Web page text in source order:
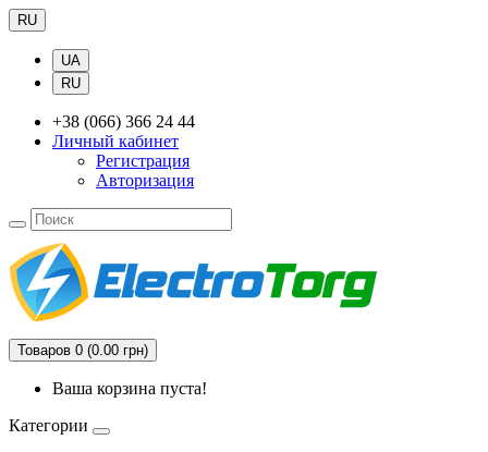
RU
UA
RU
+38 (066) 366 24 44
Личный кабинет
Регистрация
Авторизация
Товаров 0 (0.00 грн)
Ваша корзина пуста!
Категории